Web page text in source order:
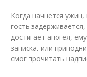
Когда начнется
гость
достигает апогея,
записка, или
смог прочитать